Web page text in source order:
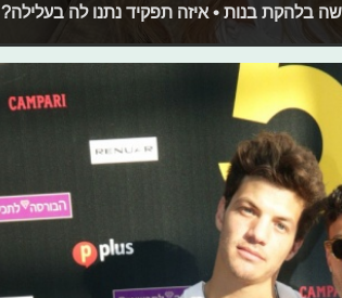
בלהקת בנות • איזה תפקיד נתנו לה בעלילה?